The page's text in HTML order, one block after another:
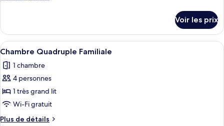
de
Chambre
Standard
Double
ou
avec
lits
jumeaux
le
type
de
Chambre
Standard
ou
avec
jumeaux
Voir les prix
Afficher
toutes
les
photos
pour
ce
type
Une chambre d’hôtel moderne
4
Chambre Quadruple Familiale
1 chambre
4 personnes
1 très grand lit
Wi-Fi gratuit
Plus de détails
Plus